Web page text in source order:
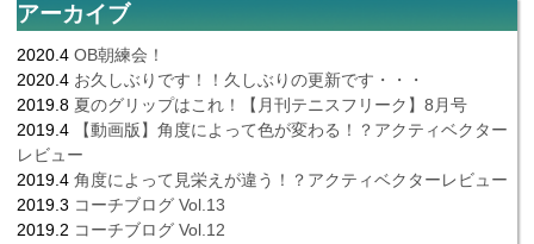
アーカイブ
2020.4 OB朝練会！
2020.4 お久しぶりです！！久しぶりの更新です・・・
2019.8 夏のグリップはこれ！【月刊テニスフリーク】8月号
2019.4
【動画版】角度によって色が変わる！？アクティベクター
レビュー
2019.4 角度によって見栄えが違う！？アクティベクターレビュー
2019.3 コーチブログ Vol.13
2019.2 コーチブログ Vol.12